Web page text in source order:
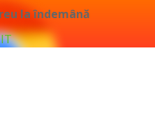
la îndemână